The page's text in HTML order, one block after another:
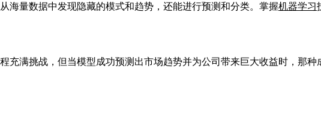
海量数据中发现隐藏的模式和趋势，还能进行预测和分类。掌握机器学习
充满挑战，但当模型成功预测出市场趋势并为公司带来巨大收益时，那种